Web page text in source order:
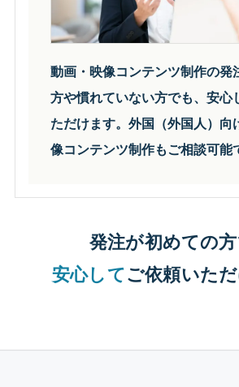
動画・映像コンテンツ制作の発
方や慣れていない方でも、安心
ただけます。外国（外国人）向
像コンテンツ制作もご相談可能
発注が初めての
安心してご依頼いただ